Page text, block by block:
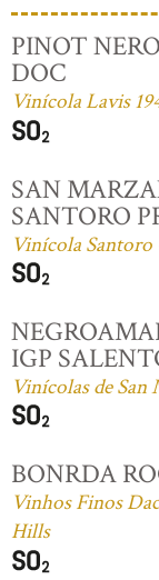
PINOT
DOC
Vinícola Lavis
SAN
SANTORO
Vinícola Santoro
IGP
Vinícolas de
BONRDA
Vinhos Finos
Hills